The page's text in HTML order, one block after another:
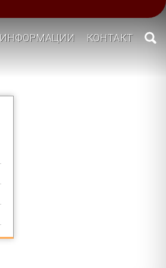
ИНФОРМАЦИИ КОНТАКТ